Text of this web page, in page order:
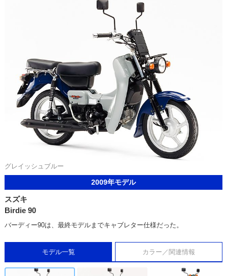
グレイッシュブルー
2009年モデル
スズキ
Birdie 90
バーディー90は、最終モデルまでキャブレター仕様だった。
モデル一覧 カラー／関連情報